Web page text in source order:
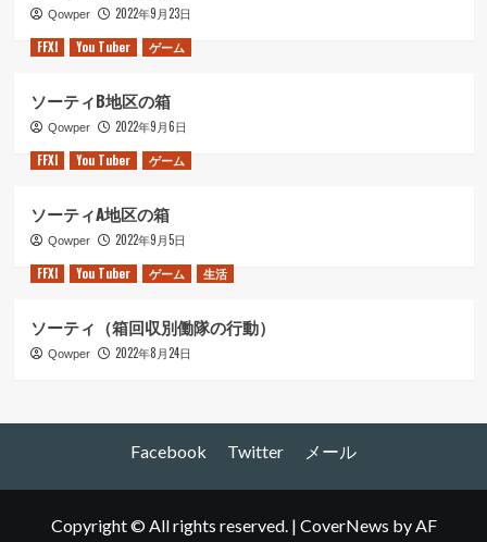
Qowper
2022年9月23日
FFXI
You Tuber ゲーム
ソーティB地区の箱
Qowper
2022年9月6日
FFXI
You Tuber ゲーム
ソーティA地区の箱
Qowper
2022年9月5日
FFXI
You Tuber ゲーム 生活
ソーティ（箱回収別働隊の行動）
Qowper 2022年8月24日
Facebook Twitter メール
Copyright © All rights reserved. | CoverNews by AF